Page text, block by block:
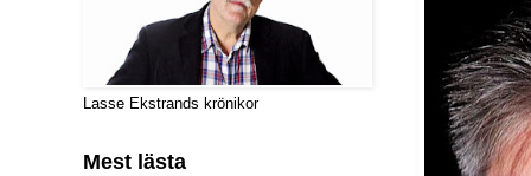
Lasse Ekstrands krönikor
Mest lästa